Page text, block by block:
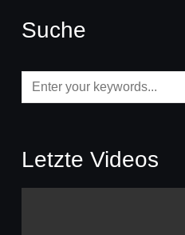
Suche
Letzte Videos